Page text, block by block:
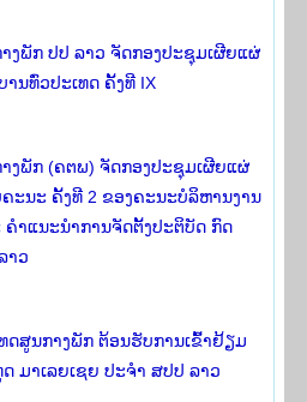
ງພັກ ປປ ລາວ ຈັດກອງປະຊຸມເຜີຍແຜ່
ນທົ່ວປະເທດ ຄັ້ງທີ IX
ງພັກ (ຄຕພ) ຈັດກອງປະຊຸມເຜີຍແຜ່
ະນະ ຄັ້ງທີ 2 ຂອງຄະນະບໍລິຫານງານ
າແນະນໍາການຈັດຕັ້ງປະຕິບັດ ກົດ
າວ
ສູນກາງພັກ ຕ້ອນຮັບການເຂົ້າຢ້ຽມ
ມາເລຍເຊຍ ປະຈຳ ສປປ ລາວ